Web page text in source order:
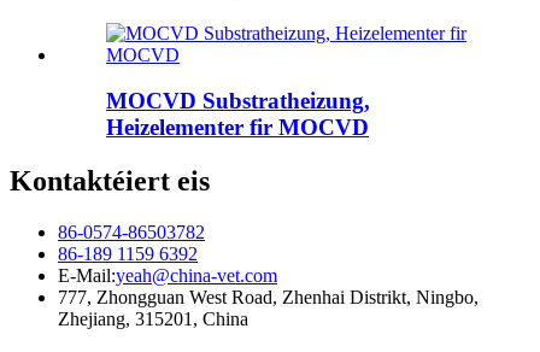
MOCVD Substratheizung,
Heizelementer fir MOCVD
Kontaktéiert eis
86-0574-86503782
86-189 1159 6392
E-Mail:yeah@china-vet.com
777, Zhongguan West Road, Zhenhai Distrikt, Ningbo,
Zhejiang, 315201, China